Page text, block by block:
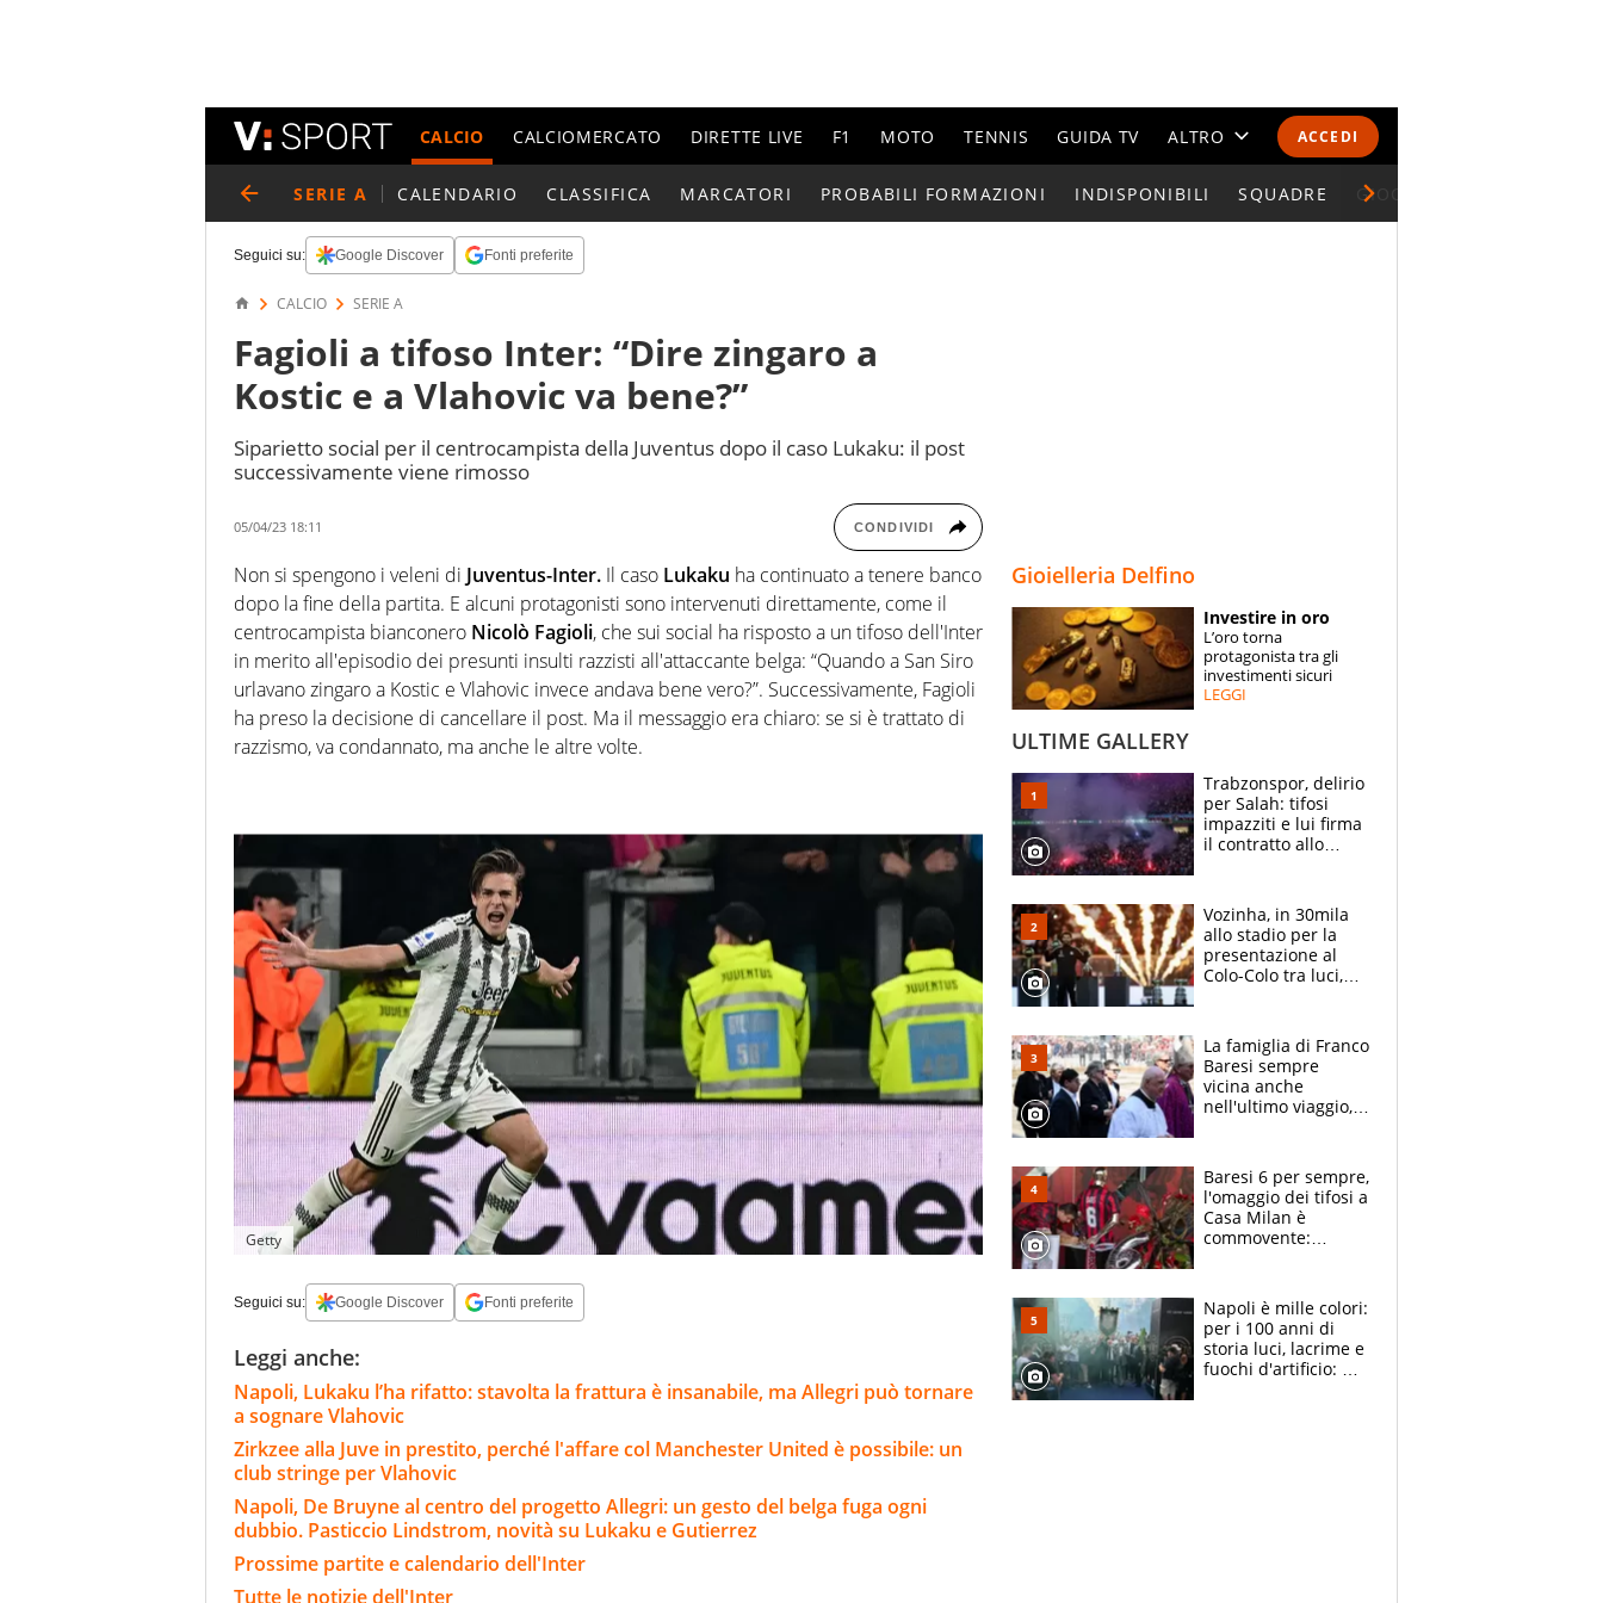
ACCEDI
CALCIO CALCIOMERCATO DIRETTE LIVE F1 MOTO TENNIS GUIDA TV ALTRO
CALENDARI E CLASSIFICHE
ESPERTI
CONTATTI
SERIE A CALENDARIO CLASSIFICA MARCATORI PROBABILI FORMAZIONI INDISPONIBILI SQUADRE GIOCATORI SERIE A
Seguici su: Google Discover Fonti preferite
CALCIO SERIE A
Fagioli a tifoso Inter: “Dire zingaro a
Kostic e a Vlahovic va bene?”
Siparietto social per il centrocampista della Juventus dopo il caso Lukaku: il post
successivamente viene rimosso
05/04/23 18:11 CONDIVIDI
Non si spengono i veleni di Juventus-Inter. Il caso Lukaku ha continuato a tenere banco
dopo la fine della partita. E alcuni protagonisti sono intervenuti direttamente, come il
centrocampista bianconero Nicolò Fagioli, che sui social ha risposto a un tifoso dell'Inter
in merito all'episodio dei presunti insulti razzisti all'attaccante belga: “Quando a San Siro
urlavano zingaro a Kostic e Vlahovic invece andava bene vero?”. Successivamente, Fagioli
ha preso la decisione di cancellare il post. Ma il messaggio era chiaro: se si è trattato di
razzismo, va condannato, ma anche le altre volte.
Getty
Seguici su: Google Discover Fonti preferite
Leggi anche:
Napoli, Lukaku l’ha rifatto: stavolta la frattura è insanabile, ma Allegri può tornare
a sognare Vlahovic
Zirkzee alla Juve in prestito, perché l'affare col Manchester United è possibile: un
club stringe per Vlahovic
Napoli, De Bruyne al centro del progetto Allegri: un gesto del belga fuga ogni
dubbio. Pasticcio Lindstrom, novità su Lukaku e Gutierrez
Prossime partite e calendario dell'Inter
Tutte le notizie dell'Inter
Gioielleria Delfino
Investire in oro
L’oro torna
protagonista tra gli
investimenti sicuri
LEGGI
ULTIME GALLERY
Trabzonspor, delirio
per Salah: tifosi
impazziti e lui firma
il contratto allo
Vozinha, in 30mila
allo stadio per la
presentazione al
Colo-Colo tra luci,
La famiglia di Franco
Baresi sempre
vicina anche
nell'ultimo viaggio,
circondati
dall'affetto dei tifosi
Baresi 6 per sempre,
l'omaggio dei tifosi a
Casa Milan è
commovente:
bigliettini
Napoli è mille colori:
per i 100 anni di
storia luci, lacrime e
fuochi d'artificio: De